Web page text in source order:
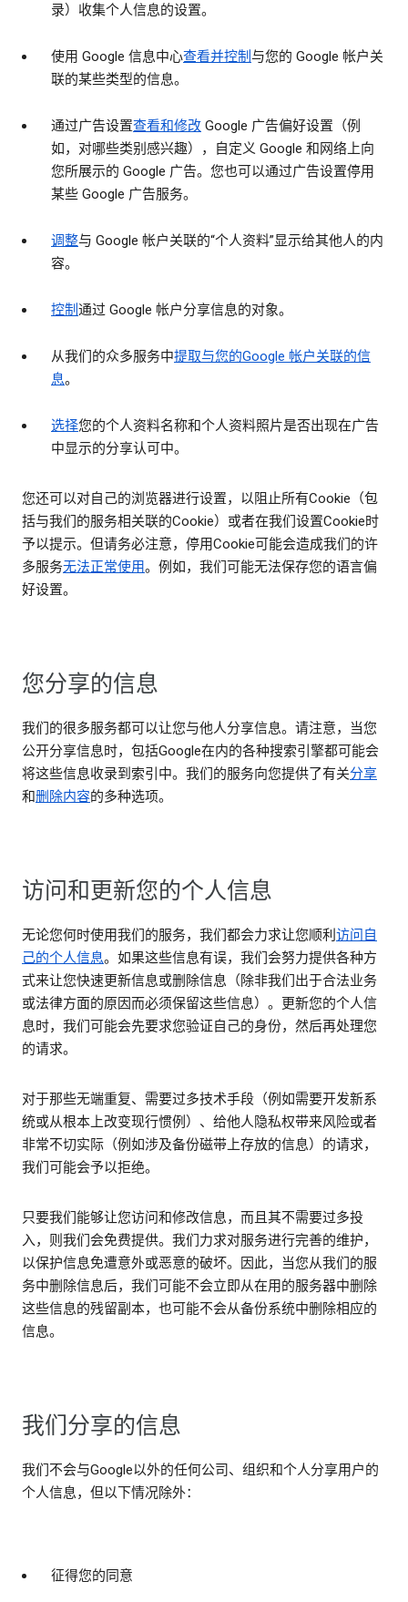
录）收集个人信息的设置。
使用 Google 信息中心查看并控制与您的 Google 帐户关
联的某些类型的信息。
通过广告设置查看和修改 Google 广告偏好设置（例
如，对哪些类别感兴趣），自定义 Google 和网络上向
您所展示的 Google 广告。您也可以通过广告设置停用
某些 Google 广告服务。
调整与 Google 帐户关联的“个人资料”显示给其他人的内
容。
控制通过 Google 帐户分享信息的对象。
从我们的众多服务中提取与您的Google 帐户关联的信
息。
选择您的个人资料名称和个人资料照片是否出现在广告
中显示的分享认可中。
您还可以对自己的浏览器进行设置，以阻止所有Cookie（包
括与我们的服务相关联的Cookie）或者在我们设置Cookie时
予以提示。但请务必注意，停用Cookie可能会造成我们的许
多服务无法正常使用。例如，我们可能无法保存您的语言偏
好设置。
您分享的信息
我们的很多服务都可以让您与他人分享信息。请注意，当您
公开分享信息时，包括Google在内的各种搜索引擎都可能会
将这些信息收录到索引中。我们的服务向您提供了有关分享
和删除内容的多种选项。
访问和更新您的个人信息
无论您何时使用我们的服务，我们都会力求让您顺利 访问自
己的个人信息。如果这些信息有误，我们会努力提供各种方
式来让您快速更新信息或删除信息（除非我们出于合法业务
或法律方面的原因而必须保留这些信息）。更新您的个人信
息时，我们可能会先要求您验证自己的身份，然后再处理您
的请求。
对于那些无端重复、需要过多技术手段（例如需要开发新系
统或从根本上改变现行惯例）、给他人隐私权带来风险或者
非常不切实际（例如涉及备份磁带上存放的信息）的请求，
我们可能会予以拒绝。
只要我们能够让您访问和修改信息，而且其不需要过多投
入，则我们会免费提供。我们力求对服务进行完善的维护，
以保护信息免遭意外或恶意的破坏。因此，当您从我们的服
务中删除信息后，我们可能不会立即从在用的服务器中删除
这些信息的残留副本，也可能不会从备份系统中删除相应的
信息。
我们分享的信息
我们不会与Google以外的任何公司、组织和个人分享用户的
个人信息，但以下情况除外：
征得您的同意